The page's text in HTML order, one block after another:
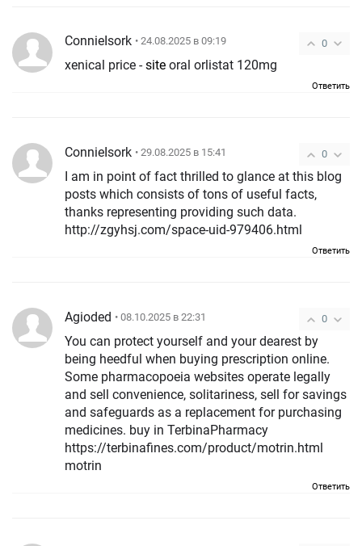
0
ConnieIsork • 24.08.2025 в 09:19
xenical price -site oral orlistat 120mg
Ответить
0
ConnieIsork • 29.08.2025 в 15:41
I am in point of fact thrilled to glance at this blog
posts which consists of tons of useful facts,
thanks representing providing such data.
http://zgyhsj.com/space-uid-979406.html
Ответить
0
Agioded • 08.10.2025 в 22:31
You can protect yourself and your dearest by
being heedful when buying prescription online.
Some pharmacopoeia websites operate legally
and sell convenience, solitariness, sell for savings
and safeguards as a replacement for purchasing
medicines. buy in TerbinaPharmacy
https://terbinafines.com/product/motrin.html
motrin
Ответить